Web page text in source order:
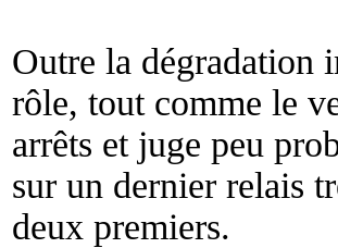
Outre la dégradation
rôle, tout comme le
arrêts et juge peu
sur un dernier relais
deux premiers.